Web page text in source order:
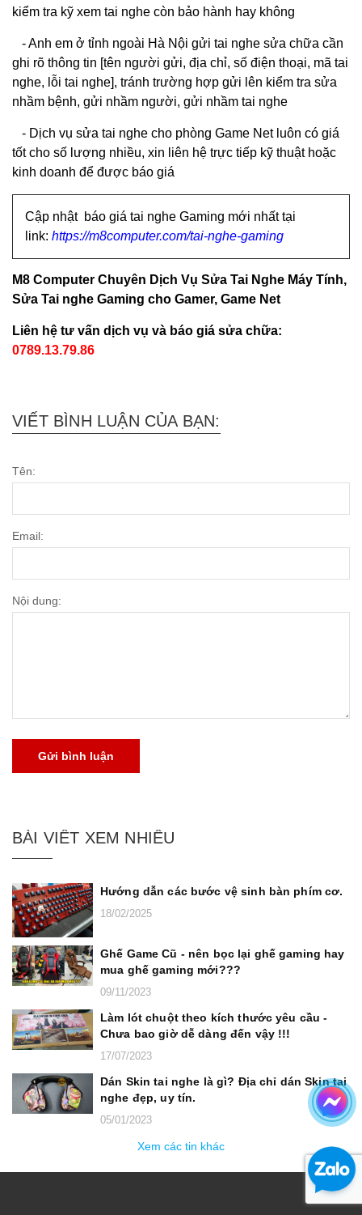
kiểm tra kỹ xem tai nghe còn bảo hành hay không
- Anh em ở tỉnh ngoài Hà Nội gửi tai nghe sửa chữa cần
ghi rõ thông tin [tên người gửi, địa chỉ, số điện thoại, mã tai
nghe, lỗi tai nghe], tránh trường hợp gửi lên kiểm tra sửa
nhầm bệnh, gửi nhầm người, gửi nhầm tai nghe
- Dịch vụ sửa tai nghe cho phòng Game Net luôn có giá
tốt cho số lượng nhiều, xin liên hệ trực tiếp kỹ thuật hoặc
kinh doanh để được báo giá
Cập nhật báo giá tai nghe Gaming mới nhất tại
link: https://m8computer.com/tai-nghe-gaming
M8 Computer Chuyên Dịch Vụ Sửa Tai Nghe Máy Tính,
Sửa Tai nghe Gaming cho Gamer, Game Net
Liên hệ tư vấn dịch vụ và báo giá sửa chữa:
0789.13.79.86
VIẾT BÌNH LUẬN CỦA BẠN:
Tên:
Email:
Nội dung:
Gửi bình luận
BÀI VIẾT XEM NHIỀU
Hướng dẫn các bước vệ sinh bàn phím cơ.
18/02/2025
Ghế Game Cũ - nên bọc lại ghế gaming hay
mua ghế gaming mới???
09/11/2023
Làm lót chuột theo kích thước yêu cầu -
Chưa bao giờ dễ dàng đến vậy !!!
17/07/2023
Dán Skin tai nghe là gì? Địa chỉ dán Skin tai
nghe đẹp, uy tín.
05/01/2023
Xem các tin khác